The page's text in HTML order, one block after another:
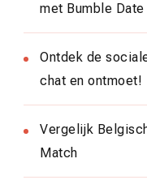
met Bumble Date
Ontdek de
chat en ontmoet!
Vergelijk
Match